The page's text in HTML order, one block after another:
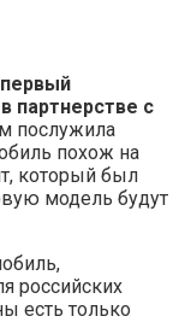
партнерстве с
послужила
похож на
который был
модель будут
российских
есть только